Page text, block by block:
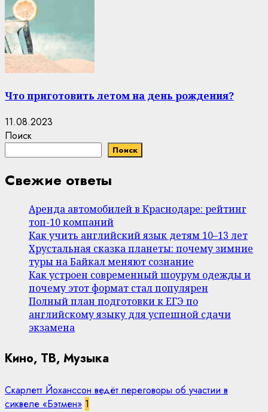
Что приготовить летом на день рождения?
11.08.2023
Поиск
Поиск
Свежие ответы
Аренда автомобилей в Краснодаре: рейтинг
топ-10 компаний
Как учить английский язык детям 10–13 лет
Хрустальная сказка планеты: почему зимние
туры на Байкал меняют сознание
Как устроен современный шоурум одежды и
почему этот формат стал популярен
Полный план подготовки к ЕГЭ по
английскому языку для успешной сдачи
экзамена
Кино, ТВ, Музыка
Скарлетт Йоханссон ведёт переговоры об участии в
сиквеле «Бэтмен» 1